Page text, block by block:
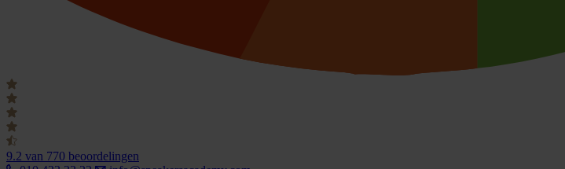
9.2 van 770 beoordelingen